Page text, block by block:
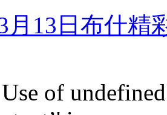
月13日布什精
of